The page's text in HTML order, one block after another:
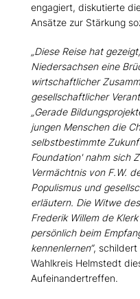
engagiert, diskutierte
Ansätze zur Stärkung
Diese Reise hat
Niedersachsen eine
wirtschaftlicher
gesellschaftlicher
Gerade
jungen Menschen die
selbstbestimmte
Foundation' nahm sich
Vermächtnis von F.W.
Populismus und
erläutern. Die Witwe
Frederik Willem de
persönlich beim
kennenlernen“, schildert
Wahlkreis Helmstedt
Aufeinandertreffen.